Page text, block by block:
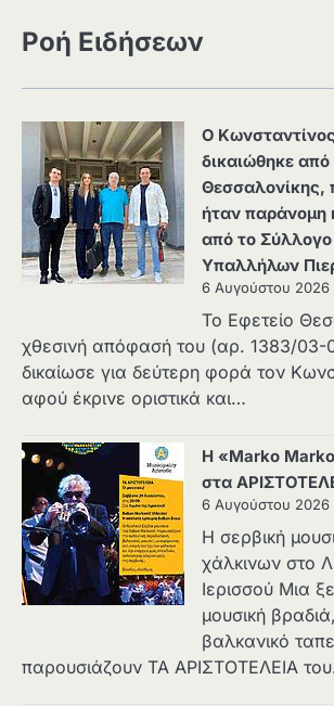
Ροή Ειδήσεων
Ο Κωνσταντίνος
δικαιώθηκε από
Θεσσαλονίκης,
ήταν παράνομη
από το
Υπαλλήλων
6 Αυγούστου 2026
Το Εφετείο
χθεσινή απόφασή του (αρ. 1383/03-
δικαίωσε για δεύτερη φορά τον
αφού έκρινε οριστικά και…
Η «Marko
στα
6 Αυγούστου 2026
Η σερβική
χάλκινων στο
Ιερισσού Μια
μουσική
βαλκανικό
παρουσιάζουν ΤΑ ΑΡΙΣΤΟΤΕΛΕΙΑ